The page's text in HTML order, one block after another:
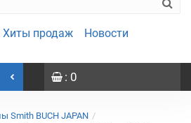
Хиты продаж
Новости
: 0
Smith BUCH JAPAN